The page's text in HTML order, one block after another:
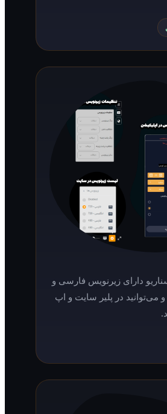
دارای زیرنویس فارسی و
می‌توانید در پلیر سایت و اپ